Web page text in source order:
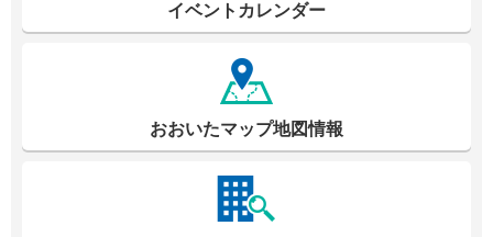
イベントカレンダー
おおいたマップ地図情報